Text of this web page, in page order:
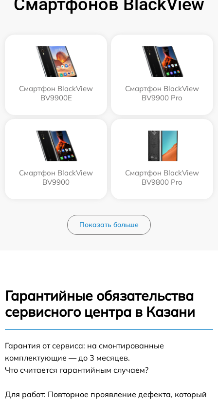
Смартфонов BlackView
Смартфон BlackView
BV9900E
Смартфон BlackView
BV9900 Pro
Смартфон BlackView
BV9900
Смартфон BlackView
BV9800 Pro
Показать больше
Гарантийные обязательства
сервисного центра в Казани
Гарантия от сервиса: на смонтированные
комплектующие — до 3 месяцев.
Что считается гарантийным случаем?
Для работ: Повторное проявление дефекта, который